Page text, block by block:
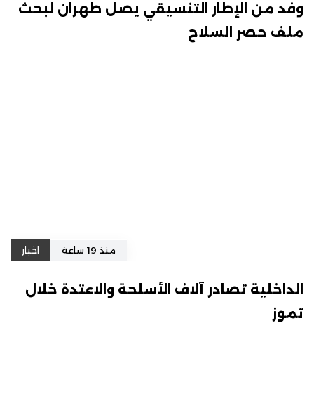
وفد من الإطار التنسيقي يصل طهران لبحث
ملف حصر السلاح
منذ 19 ساعة اخبار
الداخلية تصادر آلاف الأسلحة والاعتدة خلال
تموز